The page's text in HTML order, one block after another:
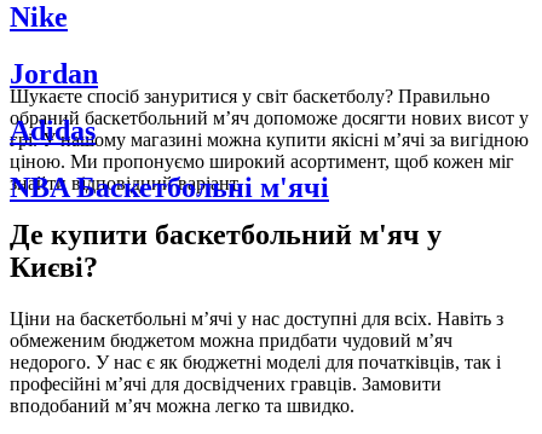
Nike
Jordan
Adidas
NBA Баскетбольні м'ячі
Шукаєте спосіб зануритися у світ баскетболу? Правильно
обраний баскетбольний м’яч допоможе досягти нових висот у
грі. У нашому магазині можна купити якісні м’ячі за вигідною
ціною. Ми пропонуємо широкий асортимент, щоб кожен міг
знайти відповідний варіант.
Де купити баскетбольний м'яч у
Києві?
Ціни на баскетбольні м’ячі у нас доступні для всіх. Навіть з
обмеженим бюджетом можна придбати чудовий м’яч
недорого. У нас є як бюджетні моделі для початківців, так і
професійні м’ячі для досвідчених гравців. Замовити
вподобаний м’яч можна легко та швидко.